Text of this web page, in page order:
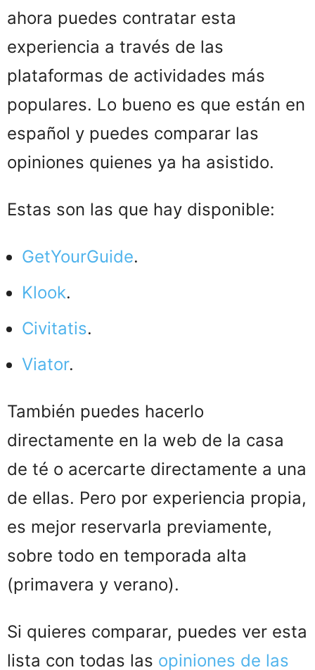
ahora puedes contratar esta
experiencia a través de las
plataformas de actividades más
populares. Lo bueno es que están en
español y puedes comparar las
opiniones quienes ya ha asistido.
Estas son las que hay disponible:
GetYourGuide.
Klook.
Civitatis.
Viator.
También puedes hacerlo
directamente en la web de la casa
de té o acercarte directamente a una
de ellas. Pero por experiencia propia,
es mejor reservarla previamente,
sobre todo en temporada alta
(primavera y verano).
Si quieres comparar, puedes ver esta
lista con todas las opiniones de las